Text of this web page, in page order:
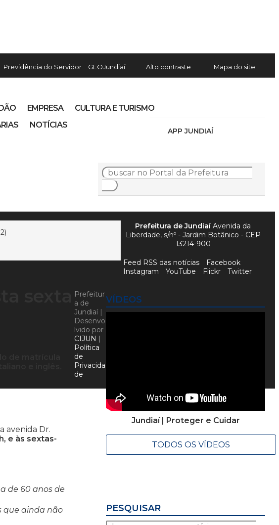
Previdência do Servidor GEOJundiaí Alto contraste Mapa do site
APP JUNDIAÍ
EMPRESA
CULTURA E TURISMO
NOTÍCIAS
avenida Dr.
e às sextas-
de 60 anos de
que ainda não
VÍDEOS
Jundiaí | Proteger e Cuidar
TODOS OS VÍDEOS
PESQUISAR
Prefeitura de JundiaíAvenida da
Liberdade, s/nº - Jardim Botânico - CEP
13214-900
Feed RSS das notícias
Facebook
Instagram
YouTube Flickr Twitter
Prefeitur
a de
Jundiaí |
Desenvo
lvido por
CIJUN |
Política
de
Privacida
de